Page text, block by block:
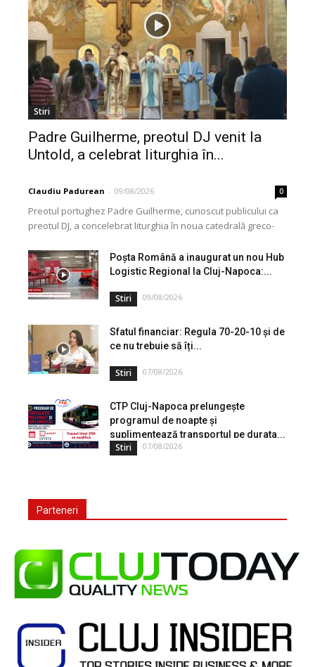
Stiri
Padre Guilherme, preotul DJ venit la
Untold, a celebrat liturghia în...
Claudiu Padurean - 09/08/2026 0
Preotul portughez Padre Guilherme, cunoscut publicului ca
preotul DJ, a concelebrat liturghia în noua catedrală greco-
Credinței din...
Poșta Română a inaugurat un nou Hub
Logistic Regional la Cluj-Napoca:...
Stiri 09/08/2026
Sfatul financiar: Regula 70-20-10 și de
ce nu trebuie să îți...
Stiri 07/08/2026
CTP Cluj-Napoca prelungește
programul de noapte și
suplimentează transportul pe durata...
Stiri 07/08/2026
Parteneri